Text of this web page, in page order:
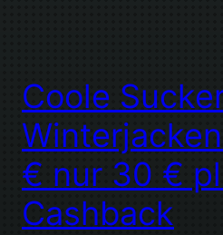
Coole
€ nur 30 €
Cashback